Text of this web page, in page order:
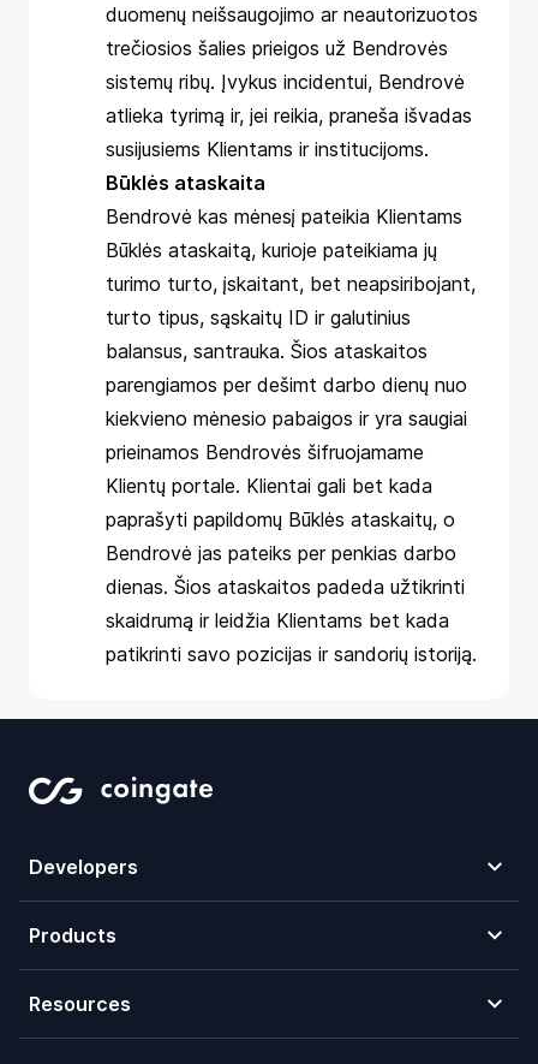
duomenų neišsaugojimo ar neautorizuotos
trečiosios šalies prieigos už Bendrovės
sistemų ribų. Įvykus incidentui, Bendrovė
atlieka tyrimą ir, jei reikia, praneša išvadas
susijusiems Klientams ir institucijoms.
Būklės ataskaita
Bendrovė kas mėnesį pateikia Klientams
Būklės ataskaitą, kurioje pateikiama jų
turimo turto, įskaitant, bet neapsiribojant,
turto tipus, sąskaitų ID ir galutinius
balansus, santrauka. Šios ataskaitos
parengiamos per dešimt darbo dienų nuo
kiekvieno mėnesio pabaigos ir yra saugiai
prieinamos Bendrovės šifruojamame
Klientų portale. Klientai gali bet kada
paprašyti papildomų Būklės ataskaitų, o
Bendrovė jas pateiks per penkias darbo
dienas. Šios ataskaitos padeda užtikrinti
skaidrumą ir leidžia Klientams bet kada
patikrinti savo pozicijas ir sandorių istoriją.
Developers
Products
Resources